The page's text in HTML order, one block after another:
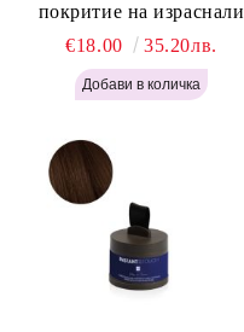
покритие на израснали
корени Русо - Labor Pro
Instant Retouch Powder -
Blonde H645
€18.00 35.20лв.